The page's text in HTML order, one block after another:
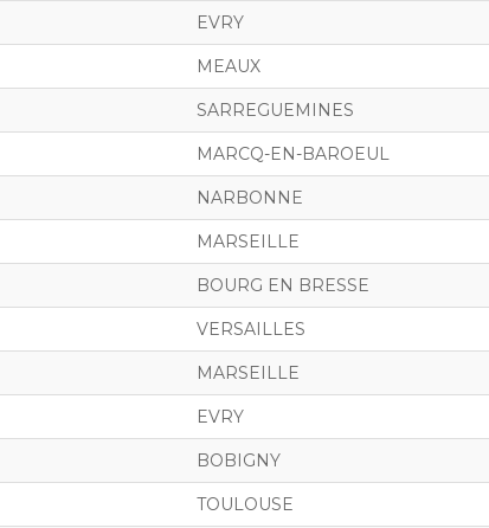
EVRY
MEAUX
SARREGUEMINES
MARCQ-EN-BAROEUL
NARBONNE
MARSEILLE
BOURG EN BRESSE
VERSAILLES
MARSEILLE
EVRY
BOBIGNY
TOULOUSE